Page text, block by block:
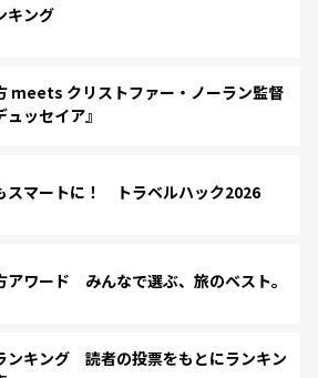
キング
meets クリストファー・ノーラン監督
ッセイア』
スマートに！ トラベルハック2026
アワード みんなで選ぶ、旅のベスト。
ンキング 読者の投票をもとにランキン